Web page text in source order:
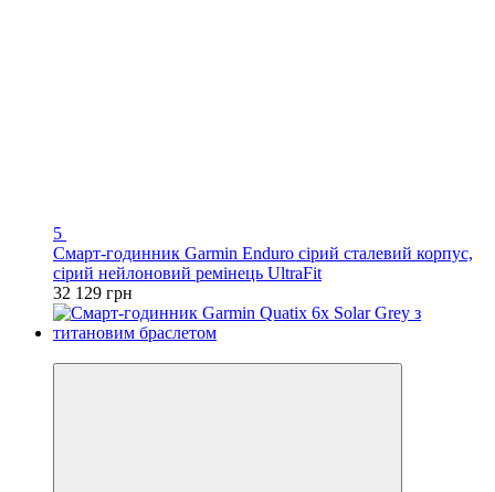
5
Смарт-годинник Garmin Enduro сірий сталевий корпус,
сірий нейлоновий ремінець UltraFit
32 129 грн